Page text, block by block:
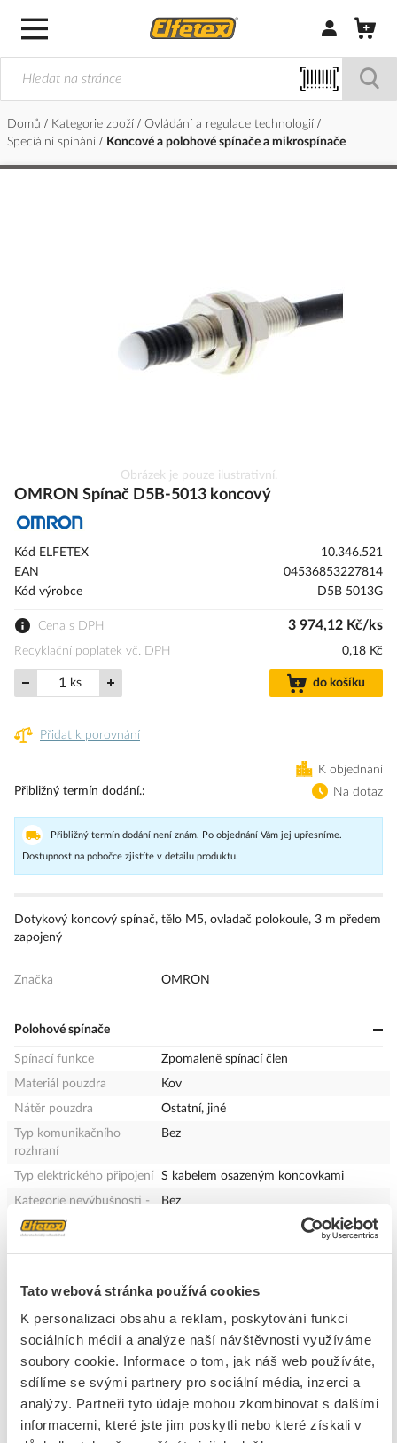
Tato webová stránka používá cookies
K personalizaci obsahu a reklam, poskytování funkcí
sociálních médií a analýze naší návštěvnosti využíváme
soubory cookie. Informace o tom, jak náš web používáte,
sdílíme se svými partnery pro sociální média, inzerci a
analýzy. Partneři tyto údaje mohou zkombinovat s dalšími
informacemi, které jste jim poskytli nebo které získali v
Přihlásit/
Domů Kategorie zboží
Ovládání a regulace technologií
Speciální spínání
Koncové a polohové spínače a mikrospínače
na
galerie
s
Obrázek je pouze ilustrativní.
OMRON Spínač D5B-5013 koncový
Kód ELFETEX
10.346.521
EAN
04536853227814
Kód výrobce
D5B 5013G
Cena s DPH 3 974,12 Kč/ks
Recyklační poplatek vč. DPH 0,18 Kč
ks do košíku
Přidat k porovnání
K objednání
Přibližný termín dodání.
Na dotaz
Přibližný termín dodání není znám. Po objednání Vám jej upřesníme.
Dostupnost na pobočce zjistíte v detailu produktu.
Dotykový koncový spínač, tělo M5, ovladač polokoule, 3 m předem
zapojený
Značka OMRON
Polohové spínače
Spínací funkce
Zpomaleně spínací člen
Materiál pouzdra
Kov
Nátěr pouzdra
Ostatní, jiné
Typ komunikačního
rozhraní
Bez
Typ elektrického připojení
S kabelem osazeným koncovkami
Kategorie nevýbušnosti -
plyn
Bez
Konstrukční typ krytu
Ostatní, jiné
Typ ovládacího prvku
Píst s pružinou
Verze rozhraní
Bez
Jmen.prac.proud Ie DC-
13, 24 V
0.03 A
Průměr čidla
5 mm